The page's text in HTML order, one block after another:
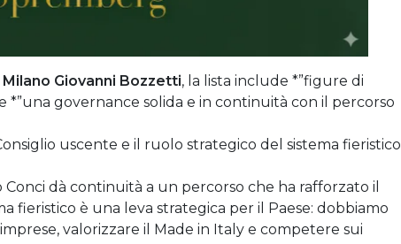
Giovanni Bozzetti, la lista include *”figure di
*”una governance solida e in continuità con il percorso
uscente e il ruolo strategico del sistema fieristico
Conci dà continuità a un percorso che ha rafforzato il
fieristico è una leva strategica per il Paese: dobbiamo
valorizzare il Made in Italy e competere sui